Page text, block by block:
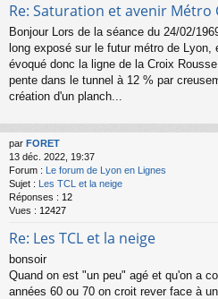
Re: Saturation et avenir Métro
Bonjour Lors de la séance du 24/02/
long exposé sur le futur métro de
évoqué donc la ligne de la Croix
pente dans le tunnel à 12 % par
création d'un planch...
par FORET
13 déc. 2022, 19:37
Forum :
Le forum de Lyon en Lignes
Sujet :
Les TCL et la neige
Réponses : 12
Vues : 12427
Re: Les TCL et la neige
bonsoir
Quand on est "un peu" agé et qu'on a
années 60 ou 70 on croit rever face à